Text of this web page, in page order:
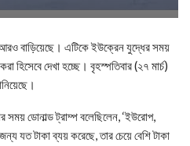
বাড়িয়েছে। এটিকে ইউক্রেন যুদ্ধের সময়
হিসেবে দেখা হচ্ছে। বৃহস্পতিবার (২৭ মার্চ)
সময় ডোনাল্ড ট্রাম্প বলেছিলেন, ‘ইউরোপ,
যত টাকা ব্যয় করেছে, তার চেয়ে বেশি টাকা